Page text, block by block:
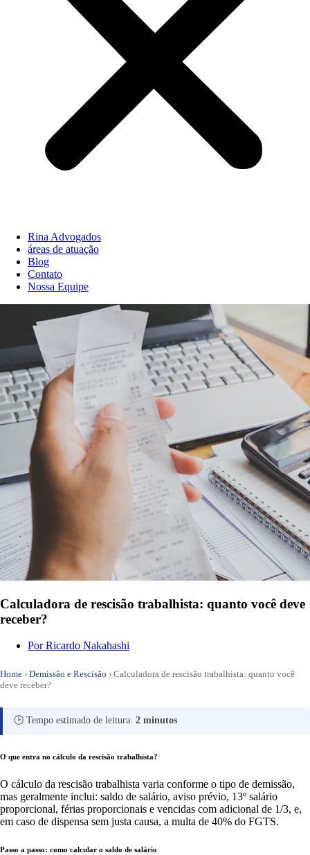
Rina Advogados
áreas de atuação
Blog
Contato
Nossa Equipe
Calculadora de rescisão trabalhista: quanto você deve
receber?
PorRicardo Nakahashi
Home › Demissão e Rescisão › Calculadora de rescisão trabalhista: quanto você
deve receber?
🕒 Tempo estimado de leitura: 2 minutos
O que entra no cálculo da rescisão trabalhista?
O cálculo da rescisão trabalhista varia conforme o tipo de demissão,
mas geralmente inclui: saldo de salário, aviso prévio, 13º salário
proporcional, férias proporcionais e vencidas com adicional de 1/3, e,
em caso de dispensa sem justa causa, a multa de 40% do FGTS.
Passo a passo: como calcular o saldo de salário